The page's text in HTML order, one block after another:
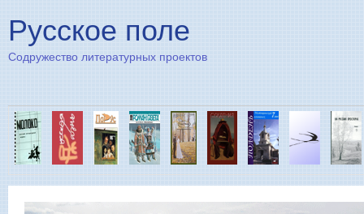
Русское поле
Содружество литературных проектов